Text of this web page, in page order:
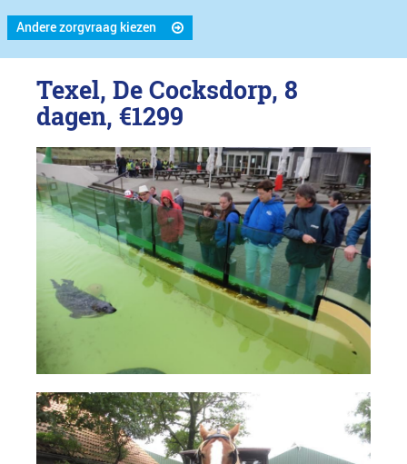
Andere zorgvraag kiezen
Texel, De Cocksdorp, 8
dagen, €1299